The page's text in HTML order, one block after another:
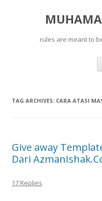
rules are meant to
TAG ARCHIVES: CARA ATASI
Give away
Dari
17 Replies